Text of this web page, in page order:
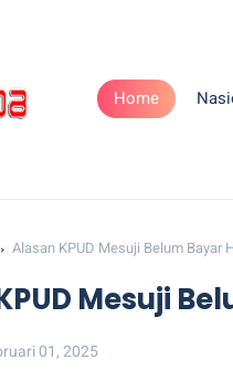
Home
Alasan KPUD Mesuji Belum Bayar
Mesuji
01, 2025